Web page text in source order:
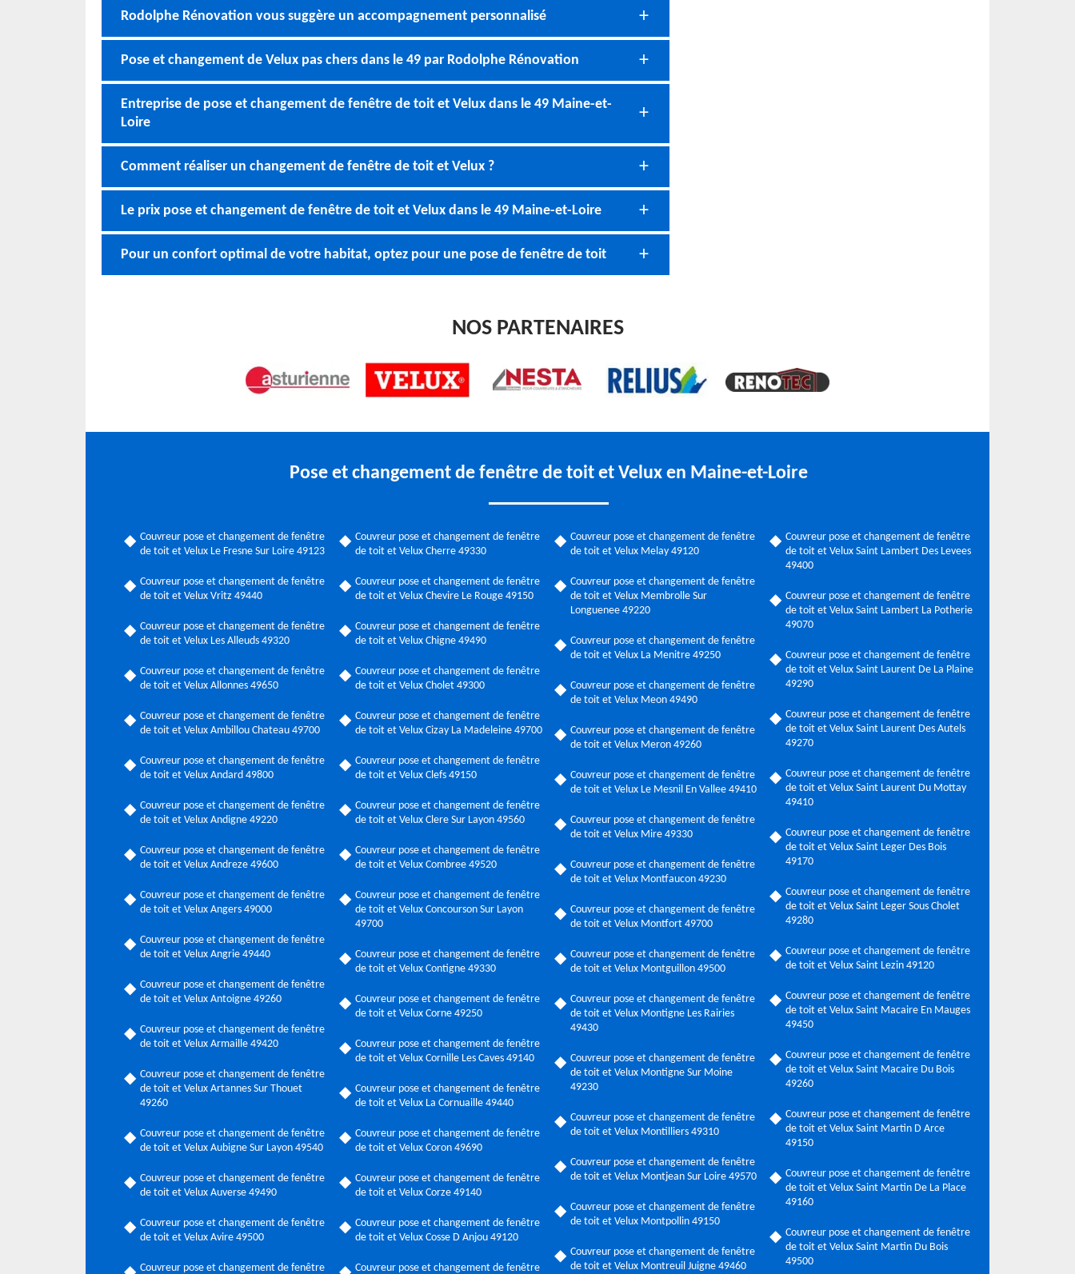
Rodolphe Rénovation vous suggère un accompagnement personnalisé
Pose et changement de Velux pas chers dans le 49 par Rodolphe Rénovation
Entreprise de pose et changement de fenêtre de toit et Velux dans le 49 Maine-et-
Loire
Comment réaliser un changement de fenêtre de toit et Velux ?
Le prix pose et changement de fenêtre de toit et Velux dans le 49 Maine-et-Loire
Pour un confort optimal de votre habitat, optez pour une pose de fenêtre de toit
NOS PARTENAIRES
Pose et changement de fenêtre de toit et Velux en Maine-et-Loire
Couvreur pose et changement de fenêtre
de toit et Velux Le Fresne Sur Loire 49123
Couvreur pose et changement de fenêtre
de toit et Velux Vritz 49440
Couvreur pose et changement de fenêtre
de toit et Velux Les Alleuds 49320
Couvreur pose et changement de fenêtre
de toit et Velux Allonnes 49650
Couvreur pose et changement de fenêtre
de toit et Velux Ambillou Chateau 49700
Couvreur pose et changement de fenêtre
de toit et Velux Andard 49800
Couvreur pose et changement de fenêtre
de toit et Velux Andigne 49220
Couvreur pose et changement de fenêtre
de toit et Velux Andreze 49600
Couvreur pose et changement de fenêtre
de toit et Velux Angers 49000
Couvreur pose et changement de fenêtre
de toit et Velux Angrie 49440
Couvreur pose et changement de fenêtre
de toit et Velux Antoigne 49260
Couvreur pose et changement de fenêtre
de toit et Velux Armaille 49420
Couvreur pose et changement de fenêtre
de toit et Velux Artannes Sur Thouet
49260
Couvreur pose et changement de fenêtre
de toit et Velux Aubigne Sur Layon 49540
Couvreur pose et changement de fenêtre
de toit et Velux Auverse 49490
Couvreur pose et changement de fenêtre
de toit et Velux Avire 49500
Couvreur pose et changement de fenêtre
Couvreur pose et changement de fenêtre
de toit et Velux Cherre 49330
Couvreur pose et changement de fenêtre
de toit et Velux Chevire Le Rouge 49150
Couvreur pose et changement de fenêtre
de toit et Velux Chigne 49490
Couvreur pose et changement de fenêtre
de toit et Velux Cholet 49300
Couvreur pose et changement de fenêtre
de toit et Velux Cizay La Madeleine 49700
Couvreur pose et changement de fenêtre
de toit et Velux Clefs 49150
Couvreur pose et changement de fenêtre
de toit et Velux Clere Sur Layon 49560
Couvreur pose et changement de fenêtre
de toit et Velux Combree 49520
Couvreur pose et changement de fenêtre
de toit et Velux Concourson Sur Layon
49700
Couvreur pose et changement de fenêtre
de toit et Velux Contigne 49330
Couvreur pose et changement de fenêtre
de toit et Velux Corne 49250
Couvreur pose et changement de fenêtre
de toit et Velux Cornille Les Caves 49140
Couvreur pose et changement de fenêtre
de toit et Velux La Cornuaille 49440
Couvreur pose et changement de fenêtre
de toit et Velux Coron 49690
Couvreur pose et changement de fenêtre
de toit et Velux Corze 49140
Couvreur pose et changement de fenêtre
de toit et Velux Cosse D Anjou 49120
Couvreur pose et changement de fenêtre
Couvreur pose et changement de fenêtre
de toit et Velux Melay 49120
Couvreur pose et changement de fenêtre
de toit et Velux Membrolle Sur
Longuenee 49220
Couvreur pose et changement de fenêtre
de toit et Velux La Menitre 49250
Couvreur pose et changement de fenêtre
de toit et Velux Meon 49490
Couvreur pose et changement de fenêtre
de toit et Velux Meron 49260
Couvreur pose et changement de fenêtre
de toit et Velux Le Mesnil En Vallee 49410
Couvreur pose et changement de fenêtre
de toit et Velux Mire 49330
Couvreur pose et changement de fenêtre
de toit et Velux Montfaucon 49230
Couvreur pose et changement de fenêtre
de toit et Velux Montfort 49700
Couvreur pose et changement de fenêtre
de toit et Velux Montguillon 49500
Couvreur pose et changement de fenêtre
de toit et Velux Montigne Les Rairies
49430
Couvreur pose et changement de fenêtre
de toit et Velux Montigne Sur Moine
49230
Couvreur pose et changement de fenêtre
de toit et Velux Montilliers 49310
Couvreur pose et changement de fenêtre
de toit et Velux Montjean Sur Loire 49570
Couvreur pose et changement de fenêtre
de toit et Velux Montpollin 49150
Couvreur pose et changement de fenêtre
de toit et Velux Montreuil Juigne 49460
Couvreur pose et changement de fenêtre
de toit et Velux Saint Lambert Des Levees
49400
Couvreur pose et changement de fenêtre
de toit et Velux Saint Lambert La Potherie
49070
Couvreur pose et changement de fenêtre
de toit et Velux Saint Laurent De La Plaine
49290
Couvreur pose et changement de fenêtre
de toit et Velux Saint Laurent Des Autels
49270
Couvreur pose et changement de fenêtre
de toit et Velux Saint Laurent Du Mottay
49410
Couvreur pose et changement de fenêtre
de toit et Velux Saint Leger Des Bois
49170
Couvreur pose et changement de fenêtre
de toit et Velux Saint Leger Sous Cholet
49280
Couvreur pose et changement de fenêtre
de toit et Velux Saint Lezin 49120
Couvreur pose et changement de fenêtre
de toit et Velux Saint Macaire En Mauges
49450
Couvreur pose et changement de fenêtre
de toit et Velux Saint Macaire Du Bois
49260
Couvreur pose et changement de fenêtre
de toit et Velux Saint Martin D Arce
49150
Couvreur pose et changement de fenêtre
de toit et Velux Saint Martin De La Place
49160
Couvreur pose et changement de fenêtre
de toit et Velux Saint Martin Du Bois
49500